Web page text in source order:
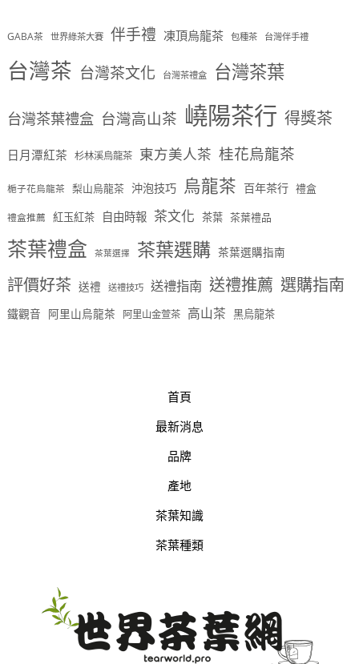
GABA茶 世界綠茶大賽 伴手禮 凍頂烏龍茶 包種茶 台灣伴手禮
台灣茶 台灣茶文化 台灣茶禮盒 台灣茶葉
台灣茶葉禮盒 台灣高山茶 嶢陽茶行 得獎茶
日月潭紅茶 杉林溪烏龍茶 東方美人茶 桂花烏龍茶
梔子花烏龍茶 梨山烏龍茶 沖泡技巧 烏龍茶 百年茶行 禮盒
禮盒推薦 紅玉紅茶 自由時報 茶文化 茶葉 茶葉禮品
茶葉禮盒 茶葉選擇 茶葉選購 茶葉選購指南
評價好茶 送禮 送禮技巧 送禮指南 送禮推薦 選購指南
鐵觀音 阿里山烏龍茶 阿里山金萱茶 高山茶 黑烏龍茶
首頁
最新消息
品牌
產地
茶葉知識
茶葉種類